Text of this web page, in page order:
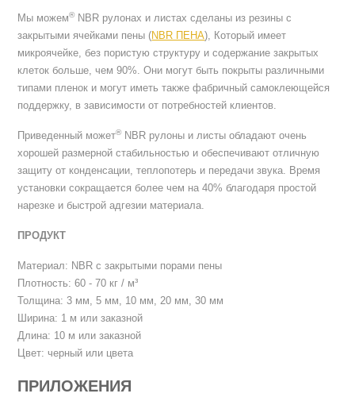
Мы можем® NBR рулонах и листах сделаны из резины с
закрытыми ячейками пены (NBR ПЕНА), Который имеет
микроячейке, без пористую структуру и содержание закрытых
клеток больше, чем 90%. Они могут быть покрыты различными
типами пленок и могут иметь также фабричный самоклеющейся
поддержку, в зависимости от потребностей клиентов.
Приведенный может® NBR рулоны и листы обладают очень
хорошей размерной стабильностью и обеспечивают отличную
защиту от конденсации, теплопотерь и передачи звука. Время
установки сокращается более чем на 40% благодаря простой
нарезке и быстрой адгезии материала.
ПРОДУКТ
Материал: NBR с закрытыми порами пены
Плотность: 60 - 70 кг / м³
Толщина: 3 мм, 5 мм, 10 мм, 20 мм, 30 мм
Ширина: 1 м или заказной
Длина: 10 м или заказной
Цвет: черный или цвета
ПРИЛОЖЕНИЯ